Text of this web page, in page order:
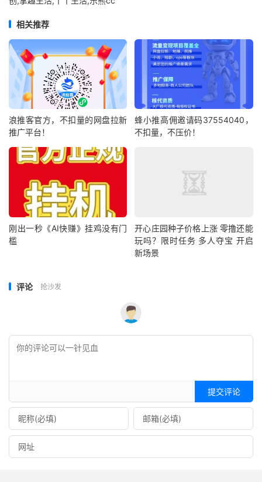
相关推荐
浪推客官方，不扣量的网盘拉新
推广平台！
蜂小推高佣邀请码37554040，
不扣量，不压价！
刚出一秒《AI快赚》挂鸡没有门
槛
开心庄园种子价格上涨 零撸还能
玩吗？限时任务 多人夺宝 开启
新场景
评论 抢沙发
提交评论